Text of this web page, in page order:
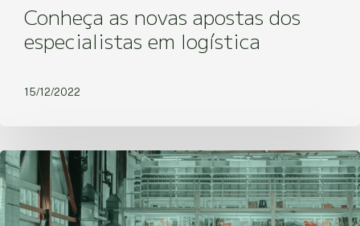
Conheça as novas apostas dos
especialistas em logística
15/12/2022